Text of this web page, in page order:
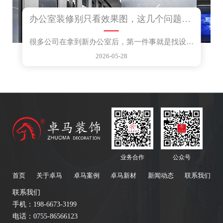
办公室装修别只看效果图，这几个问题想清楚再动工
很多公司在拿到新办公室后，第一件事就是找设计公司出...
2026-05-28
业务合作 公众号
首页 关于卓马 卓马案例 卓马新材 新闻动态 联系我们
联系我们
手机：198-6673-3199
电话：0755-86566123